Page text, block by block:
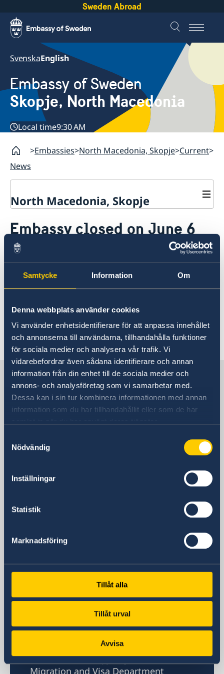
Samtycke Information Om
Denna webbplats använder cookies
Vi använder enhetsidentifierare för att anpassa innehållet
och annonserna till användarna, tillhandahålla funktioner
för sociala medier och analysera vår trafik. Vi
vidarebefordrar även sådana identifierare och annan
information från din enhet till de sociala medier och
annons- och analysföretag som vi samarbetar med.
Dessa kan i sin tur kombinera informationen med annan
information som du har tillhandahållit eller som de har
Nödvändig
Inställningar
Statistik
Marknadsföring
Tillåt alla
Tillåt urval
Avvisa
Sweden Abroad
SvenskaEnglish
Embassy of Sweden
Skopje, North Macedonia
Local time9:30 AM
Embassies North Macedonia, Skopje Current
News
North Macedonia, Skopje
Ambassador
Data Protection Policy
Contact / Opening Hours
Book an appointment
Current
News
partnership with Sida
Important information for Migration cases and
Passports
Embassy closed on June 6
Please note that the Embassy will be
National Day of Sweden.
Sweden in North Macedonia,
Skopje
Embassy
Visiting address
Postal address
8ma Udarna Brigada No.2
Phone
12.00
+389 2 329 78 80
Migration and Visa Department (phone
hours Mon-Thu 11.00-12.00
+389 2 3297 898
Email
ambassaden.skopje@gov.se
Migration and Visa Department